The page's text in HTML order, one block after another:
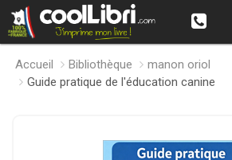
Accueil Bibliothèque
manon oriol
Guide pratique de l'éducation canine